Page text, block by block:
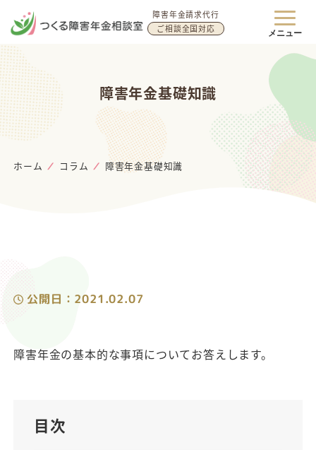
障害年金請求代行
ご相談全国対応
メニュー
障害年金基礎知識
ホーム コラム 障害年金基礎知識
公開日
公開日：2021.02.07
障害年金の基本的な事項についてお答えします。
目次